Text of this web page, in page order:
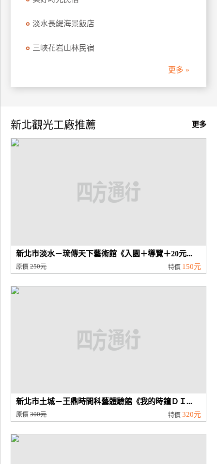
旅
劃
淡水長緹海景飯店
三峽花岩山林民宿
更多 »
更多
新北觀光工廠推薦
新北市淡水－琉傳天下藝術館《入園＋導覽＋20元...
原價250元 特價 150元
新北市土城－王鼎時間科藝體驗館《我的時鐘ＤＩ...
原價300元 特價 320元